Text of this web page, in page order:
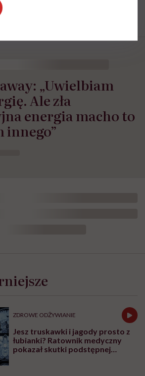
„Uwielbiam
Ale zła
energia macho to
innego”
ZDROWE ODŻYWIANIE
Jesz truskawki i jagody prosto z
łubianki? Ratownik medyczny
pokazał skutki podstępnej